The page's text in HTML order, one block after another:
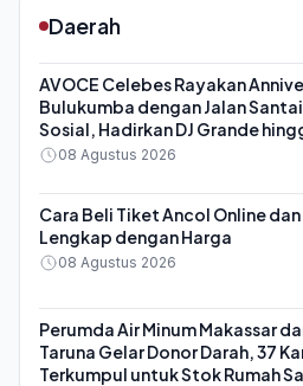
Daerah
AVOCE Celebes Rayakan
Bulukumba dengan Jalan
Sosial, Hadirkan DJ Grande
08 Agustus 2026
Cara Beli Tiket Ancol Online
Lengkap dengan Harga
08 Agustus 2026
Perumda Air Minum Makassar
Taruna Gelar Donor Darah, 37
Terkumpul untuk Stok Rumah